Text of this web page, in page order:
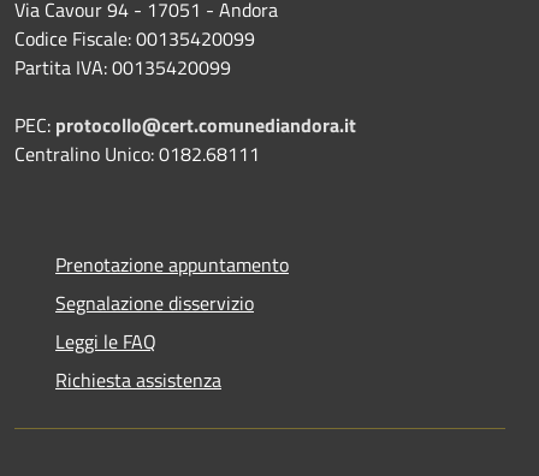
Via Cavour 94 - 17051 - Andora
Codice Fiscale: 00135420099
Partita IVA: 00135420099
PEC: protocollo@cert.comunediandora.it
Centralino Unico: 0182.68111
Prenotazione appuntamento
Segnalazione disservizio
Leggi le FAQ
Richiesta assistenza